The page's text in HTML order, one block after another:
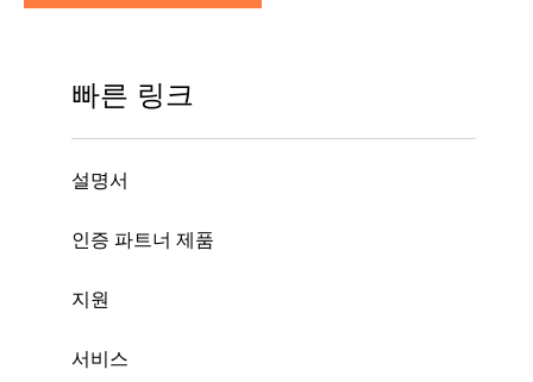
빠른 링크
설명서
인증 파트너 제품
지원
서비스